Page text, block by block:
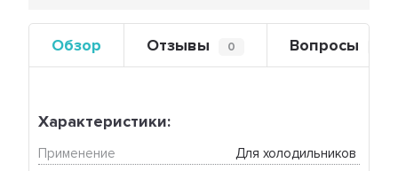
Обзор Отзывы 0 Вопросы
Характеристики:
Применение
Для холодильников